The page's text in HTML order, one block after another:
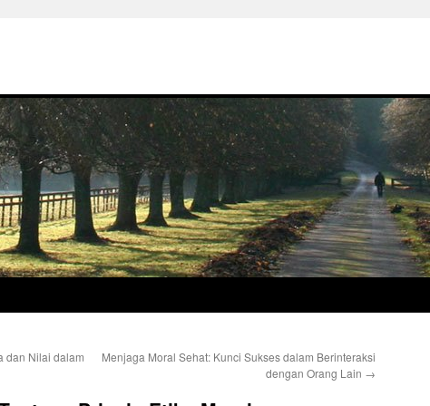
dan Nilai dalam
Menjaga Moral Sehat: Kunci Sukses dalam Berinteraksi
dengan Orang Lain →